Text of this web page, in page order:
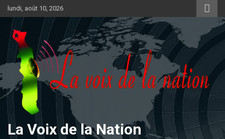
Aller
au
contenu
lundi, août 10, 2026
La Voix de la Nation